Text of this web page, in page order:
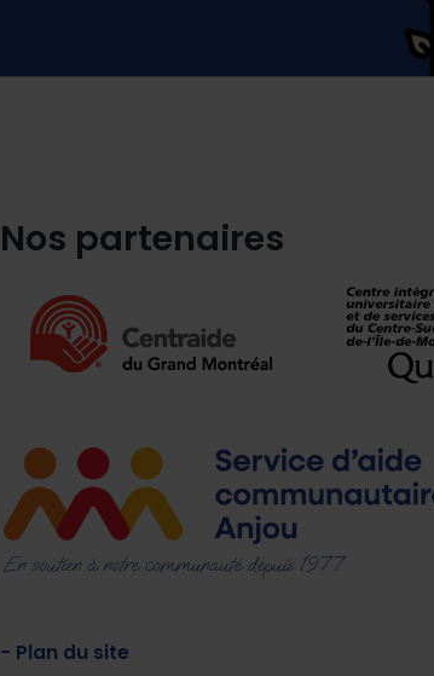
Nos partenaires
En soutien à notre communauté depuis 1977
- Plan du site